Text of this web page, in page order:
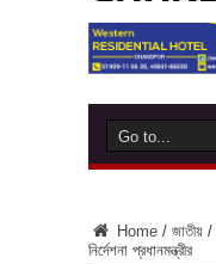
Home / জাতীয় /
নির্দেশনা প্রধানমন্ত্রীর